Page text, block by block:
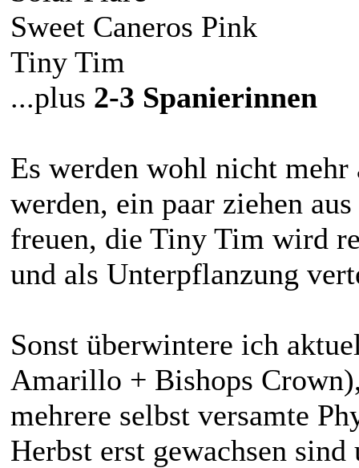
Sweet Caneros Pink
Tiny Tim
...plus 2-3 Spanierinnen
Es werden wohl nicht
werden, ein paar ziehen
freuen, die Tiny Tim wird
und als Unterpflanzung
Sonst überwintere ich
Amarillo + Bishops
mehrere selbst versamte
Herbst erst gewachsen